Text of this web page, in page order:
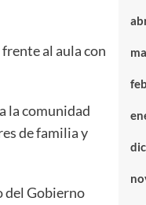
al aula con
la comunidad
de familia y
del Gobierno